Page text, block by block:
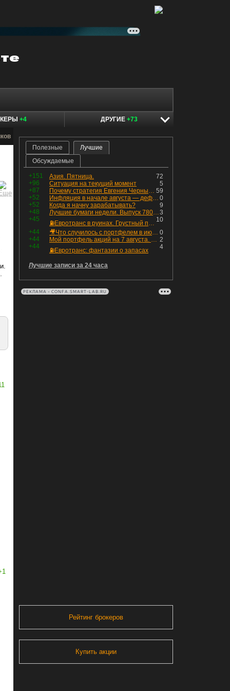
+4 ДРУГИЕ +73
Полезные
Лучшие
Обсуждаемые
+151 72
Азия. Пятница.
+96
5
Ситуация на текущий момент
+87
59
Почему стратегия Евгения Черных приведет вас к убыткам в 2026 году
+52
0
Инфляция в начале августа — дефляция из-за топлива и плодоовощной корзины, но услуги продолжают дорожать, а рубль начал ослабевать.
+52
9
Когда я начну зарабатывать?
+48
3
Лучшие бумаги недели. Выпуск 780 – обновления для пятницы
+45
10
⛽️Евротранс в руинах. Грустный пост😶😞 Что изменилось в облигациях?
+44
0
🎥Что случилось с портфелем в июле - честный разбор / Инвестировать Просто
+44
2
Мой портфель акций на 7 августа. Покупки активов и реинвестирование дивидендов. Создание пассивного дохода
+44
4
⛽️Евротранс: фантазии о запасах
Лучшие записи за 24 часа
РЕКЛАМА • CONFA.SMART-LAB.RU
Рейтинг брокеров
Купить акции